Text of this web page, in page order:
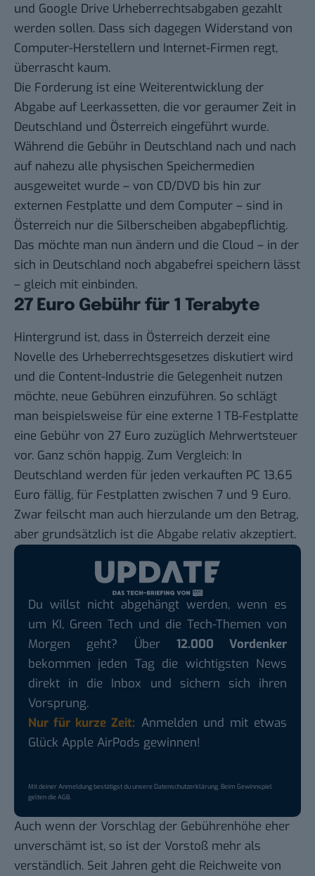
und Google Drive Urheberrechtsabgaben gezahlt
werden sollen. Dass sich dagegen Widerstand von
Computer-Herstellern und Internet-Firmen regt,
überrascht kaum.
Die Forderung ist eine Weiterentwicklung der
Abgabe auf Leerkassetten, die vor geraumer Zeit in
Deutschland und Österreich eingeführt wurde.
Während die Gebühr in Deutschland nach und nach
auf nahezu alle physischen Speichermedien
ausgeweitet wurde – von CD/DVD bis hin zur
externen Festplatte und dem Computer – sind in
Österreich nur die Silberscheiben abgabepflichtig.
Das möchte man nun ändern und die Cloud – in der
sich in Deutschland noch abgabefrei speichern lässt
– gleich mit einbinden.
27 Euro Gebühr für 1 Terabyte
Hintergrund ist, dass in Österreich derzeit eine
Novelle des Urheberrechtsgesetzes diskutiert wird
und die Content-Industrie die Gelegenheit nutzen
möchte, neue Gebühren einzuführen. So schlägt
man beispielsweise für eine externe 1 TB-Festplatte
eine Gebühr von 27 Euro zuzüglich Mehrwertsteuer
vor. Ganz schön happig. Zum Vergleich: In
Deutschland werden für jeden verkauften PC 13,65
Euro fällig, für Festplatten zwischen 7 und 9 Euro.
Zwar feilscht man auch hierzulande um den Betrag,
aber grundsätzlich ist die Abgabe relativ akzeptiert.
Du willst nicht abgehängt werden, wenn es
um KI, Green Tech und die Tech-Themen von
Morgen geht? Über 12.000 Vordenker
bekommen jeden Tag die wichtigsten News
direkt in die Inbox und sichern sich ihren
Vorsprung.
Nur für kurze Zeit: Anmelden und mit etwas
Glück Apple AirPods gewinnen!
Mit deiner Anmeldung bestätigst du unsereDatenschutzerklärung. Beim Gewinnspiel
gelten dieAGB.
Auch wenn der Vorschlag der Gebührenhöhe eher
unverschämt ist, so ist der Vorstoß mehr als
verständlich. Seit Jahren geht die Reichweite von